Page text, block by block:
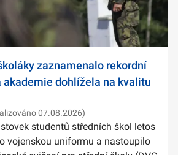
zaznamenalo rekordní
akademie dohlížela na kvalitu
07.08.2026)
studentů středních škol letos
vojenskou uniformu a nastoupilo